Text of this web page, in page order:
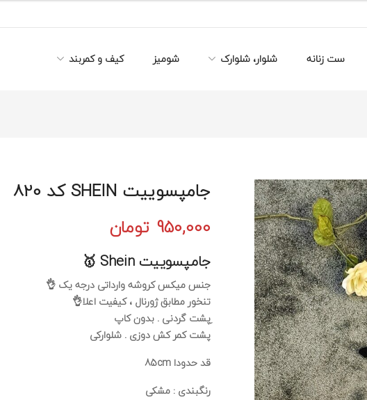
ست زنانه شلوار، شلوارک شومیز کیف و کمربند
جامپسوییت SHEIN کد 820
950,000 تومان
جامپسوییت Shein 🥇
جنس میکس کروشه وارداتی درجه یک 👌
تنخور مطابق ژورنال ، کیفیت اعلا👌
ِپشت گردنی . بدون کاپ
پشت کمر کش دوزی . شلوارکی
قد حدودا 85cm
رنگبندی : مشکی